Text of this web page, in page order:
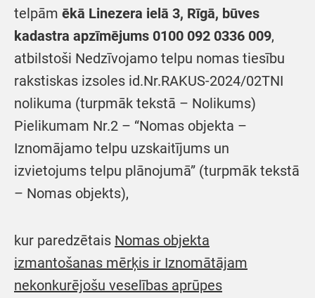
telpām ēkā Linezera ielā 3, Rīgā, būves
kadastra apzīmējums 0100 092 0336 009,
atbilstoši Nedzīvojamo telpu nomas tiesību
rakstiskas izsoles id.Nr.RAKUS-2024/02TNI
nolikuma (turpmāk tekstā – Nolikums)
Pielikumam Nr.2 – “Nomas objekta –
Iznomājamo telpu uzskaitījums un
izvietojums telpu plānojumā” (turpmāk tekstā
– Nomas objekts),
kur paredzētais Nomas objekta
izmantošanas mērķis ir Iznomātājam
nekonkurējošu veselības aprūpes